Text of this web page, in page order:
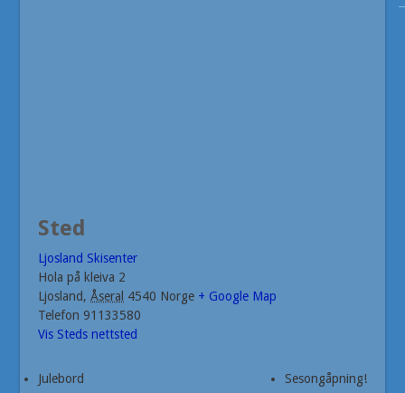
Sted
Ljosland Skisenter
Hola på kleiva 2
Ljosland, Åseral 4540 Norge + Google Map
Telefon 91133580
Vis Steds nettsted
Julebord Sesongåpning!